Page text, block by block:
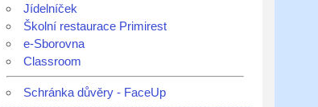
Jídelníček
Školní restaurace Primirest
e-Sborovna
Classroom
Schránka důvěry - FaceUp